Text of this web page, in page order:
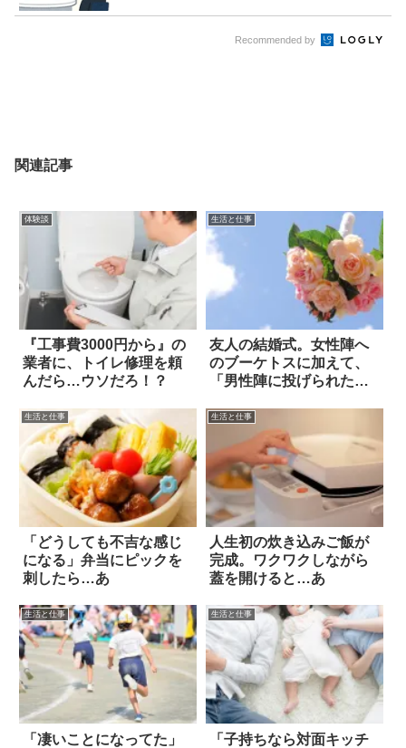
Recommended by
関連記事
体験談
『工事費3000円から』の
業者に、トイレ修理を頼
んだら…ウソだろ！？
生活と仕事
友人の結婚式。女性陣へ
のブーケトスに加えて、
「男性陣に投げられたモ
生活と仕事
「どうしても不吉な感じ
になる」弁当にピックを
刺したら…あ
生活と仕事
人生初の炊き込みご飯が
完成。ワクワクしながら
蓋を開けると…あ
生活と仕事
「凄いことになってた」
生活と仕事
「子持ちなら対面キッチ